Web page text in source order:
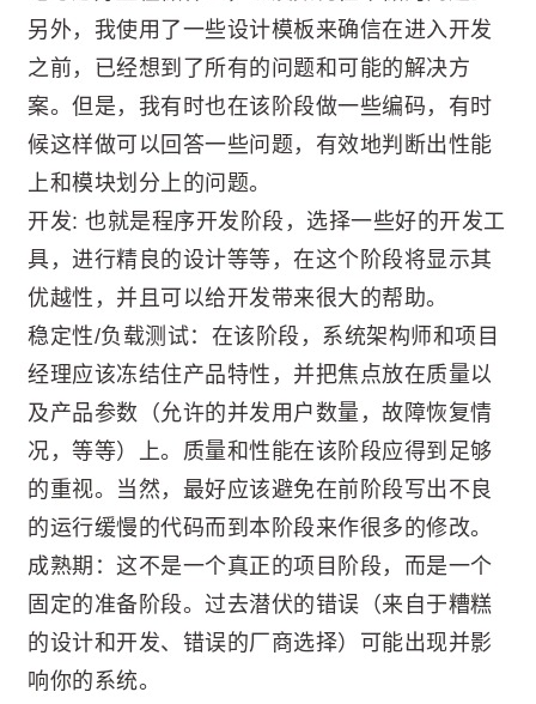
另外，我使用了一些设计模板来确信在进入开发
之前，已经想到了所有的问题和可能的解决方
案。但是，我有时也在该阶段做一些编码，有时
候这样做可以回答一些问题，有效地判断出性能
上和模块划分上的问题。
开发: 也就是程序开发阶段，选择一些好的开发工
具，进行精良的设计等等，在这个阶段将显示其
优越性，并且可以给开发带来很大的帮助。
稳定性/负载测试：在该阶段，系统架构师和项目
经理应该冻结住产品特性，并把焦点放在质量以
及产品参数（允许的并发用户数量，故障恢复情
况，等等）上。质量和性能在该阶段应得到足够
的重视。当然，最好应该避免在前阶段写出不良
的运行缓慢的代码而到本阶段来作很多的修改。
成熟期：这不是一个真正的项目阶段，而是一个
固定的准备阶段。过去潜伏的错误（来自于糟糕
的设计和开发、错误的厂商选择）可能出现并影
响你的系统。